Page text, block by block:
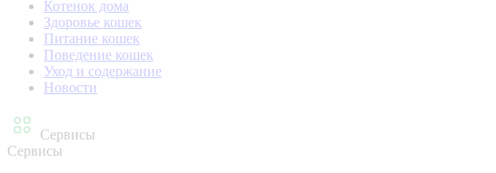
Котенок дома
Здоровье кошек
Питание кошек
Поведение кошек
Уход и содержание
Новости
Сервисы
Сервисы